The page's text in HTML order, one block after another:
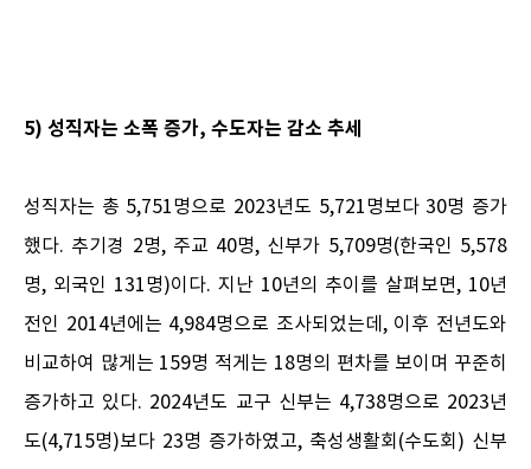
5) 성직자는 소폭 증가, 수도자는 감소 추세
성직자는 총 5,751명으로 2023년도 5,721명보다 30명 증가
했다. 추기경 2명, 주교 40명, 신부가 5,709명(한국인 5,578
명, 외국인 131명)이다. 지난 10년의 추이를 살펴보면, 10년
전인 2014년에는 4,984명으로 조사되었는데, 이후 전년도와
비교하여 많게는 159명 적게는 18명의 편차를 보이며 꾸준히
증가하고 있다. 2024년도 교구 신부는 4,738명으로 2023년
도(4,715명)보다 23명 증가하였고, 축성생활회(수도회) 신부